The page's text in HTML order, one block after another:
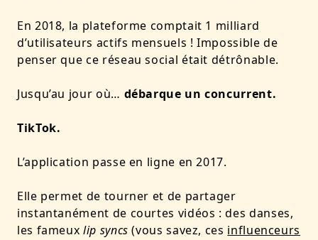
En 2018, la plateforme comptait 1 milliard
d’utilisateurs actifs mensuels ! Impossible de
penser que ce réseau social était détrônable.
Jusqu’au jour où… débarque un concurrent.
TikTok.
L’application passe en ligne en 2017.
Elle permet de tourner et de partager
instantanément de courtes vidéos : des danses,
les fameuxlip syncs (vous savez, ces influenceurs